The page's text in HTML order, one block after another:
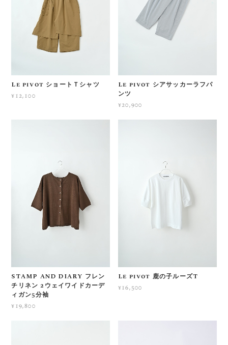
Le pivot ショートＴシャツ
¥12,100
Le pivot シアサッカーラフパ
ンツ
¥20,900
STAMP AND DIARY フレン
チリネン 2ウェイワイドカーデ
ィガン5分袖
¥19,800
Le pivot 鹿の子ルーズT
¥16,500